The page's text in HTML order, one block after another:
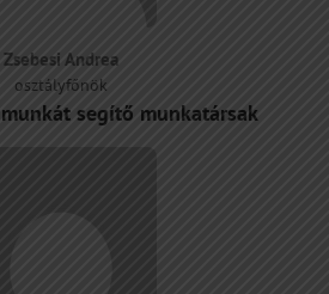
Zsebesi Andrea
osztályfőnök
segítő munkatársak